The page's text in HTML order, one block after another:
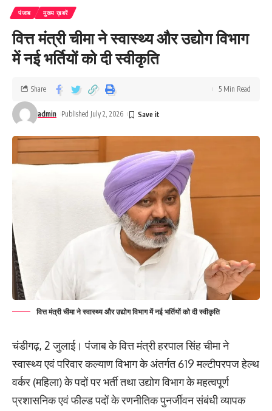
पंजाब मुख्य ख़बरें
वित्त मंत्री चीमा ने स्वास्थ्य और उद्योग विभाग
में नई भर्तियों को दी स्वीकृति
admin Published July 2, 2026
Share 5 Min Read
वित्त मंत्री चीमा ने स्वास्थ्य और उद्योग विभाग में नई भर्तियों को दी स्वीकृति
चंडीगढ़, 2 जुलाई। पंजाब के वित्त मंत्री हरपाल सिंह चीमा ने
स्वास्थ्य एवं परिवार कल्याण विभाग के अंतर्गत 619 मल्टीपरपज हेल्थ
वर्कर (महिला) के पदों पर भर्ती तथा उद्योग विभाग के महत्वपूर्ण
प्रशासनिक एवं फील्ड पदों के रणनीतिक पुनर्जीवन संबंधी व्यापक